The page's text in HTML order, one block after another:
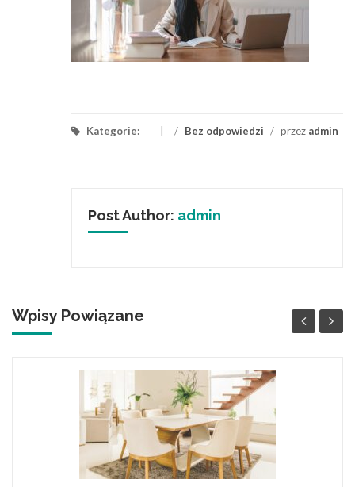
Kategorie: / Bez odpowiedzi / przez admin
Post Author: admin
Wpisy Powiązane